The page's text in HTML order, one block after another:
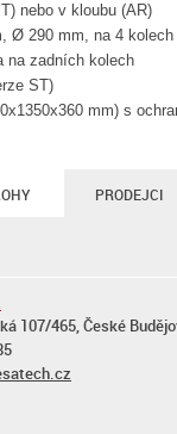
nebo v kloubu (AR)
Ø 290 mm, na 4 kolech
na zadních kolech
ST)
mm) s
PRODEJCI
107/465, České